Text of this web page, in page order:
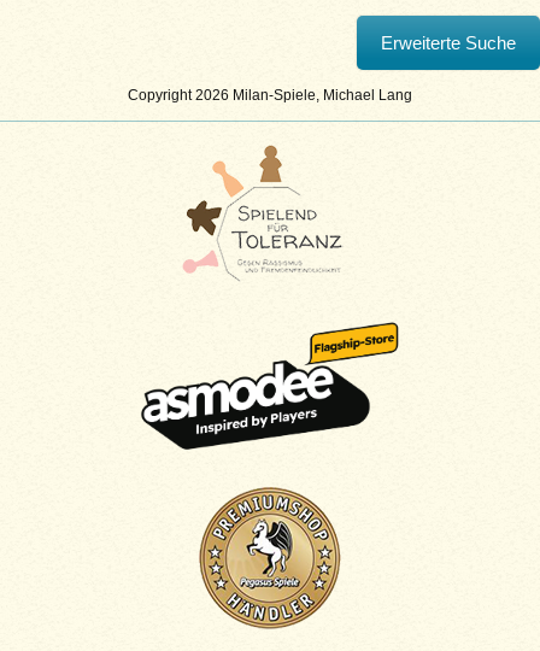
Copyright 2026 Milan-Spiele, Michael Lang